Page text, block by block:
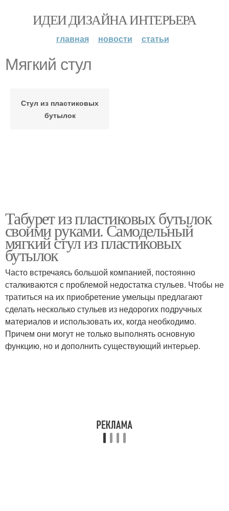
ИДЕИ ДИЗАЙНА ИНТЕРЬЕРА
главная новости статьи
Мягкий стул
Стул из пластиковых
бутылок
Табурет из пластиковых бутылок
своими руками. Самодельный
мягкий стул из пластиковых
бутылок
Часто встречаясь большой компанией, постоянно
сталкиваются с проблемой недостатка стульев. Чтобы не
тратиться на их приобретение умельцы предлагают
сделать несколько стульев из недорогих подручных
материалов и использовать их, когда необходимо.
Причем они могут не только выполнять основную
функцию, но и дополнить существующий интерьер.